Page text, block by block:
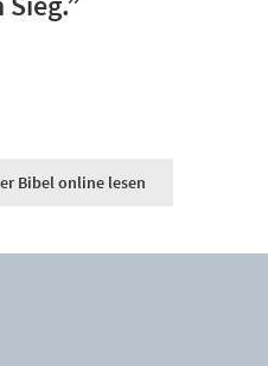
Bibel online lesen